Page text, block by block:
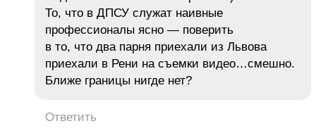
То, что в ДПСУ служат наивные
профессионалы ясно — поверить
в то, что два парня приехали из Львова
приехали в Рени на съемки видео…смешно.
Ближе границы нигде нет?
Ответить